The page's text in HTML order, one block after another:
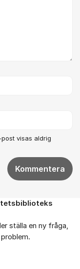
visas aldrig
Kommentera
ställa en ny fråga,